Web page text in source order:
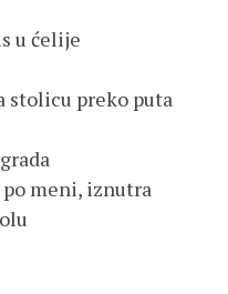
u ćelije
stolicu preko puta
meni, iznutra